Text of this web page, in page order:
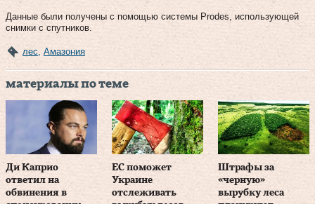
Данные были получены с помощью системы Prodes, использующей
снимки с спутников.
лес Амазония
материалы по теме
Ди Каприо
ответил на
обвинения в
ЕС поможет
Украине
отслеживать
Штрафы за
«черную»
вырубку леса